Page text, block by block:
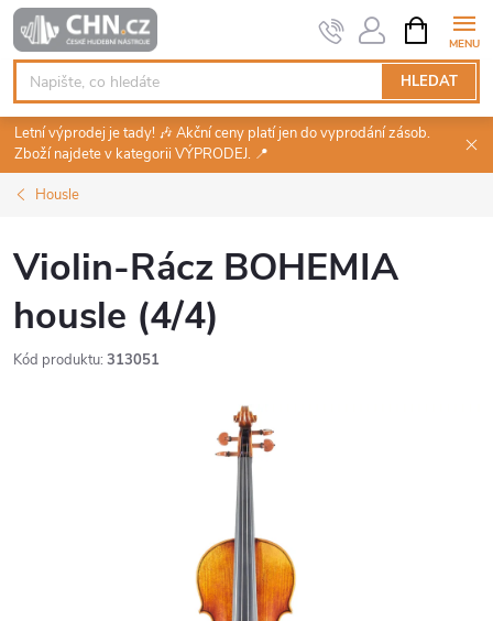
Přejít
na
obsah
HLEDAT
NÁKUPNÍ
KOŠÍK
Letní výprodej je tady! 🎶 Akční ceny platí jen do vyprodání zásob.
Zboží najdete v kategorii VÝPRODEJ. 📍
Housle
Violin-Rácz BOHEMIA
housle (4/4)
Kód produktu: 313051